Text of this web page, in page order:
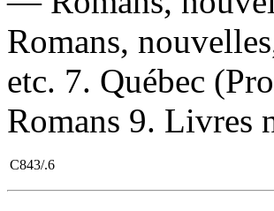
Romans,
etc. 7. Québec
Romans 9. Livres
C843/.6